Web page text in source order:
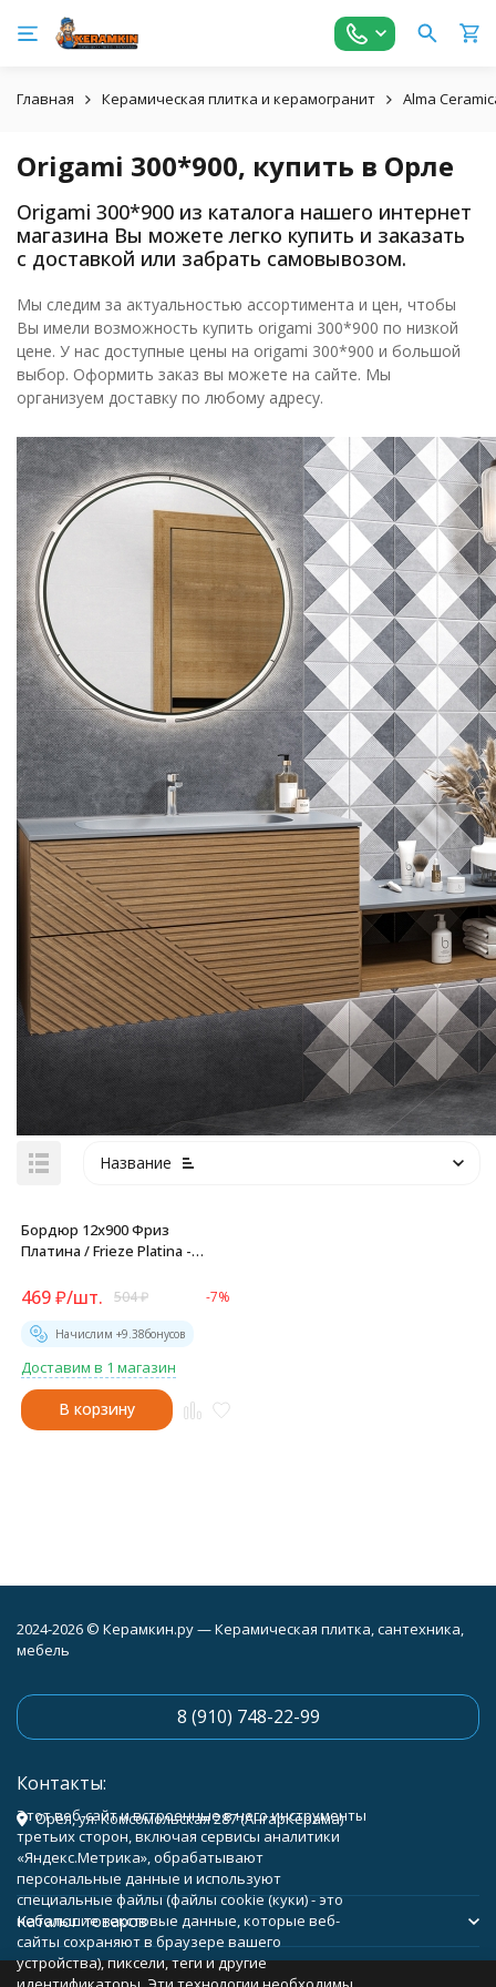
Главная Керамическая плитка и керамогранит Alma
Origami 300*900, купить в Орле
Origami 300*900 из каталога нашего интернет
магазина Вы можете легко купить и заказать
с доставкой или забрать самовывозом.
Мы следим за актуальностью ассортимента и цен, чтобы
Вы имели возможность купить origami 300*900 по низкой
цене. У нас доступные цены на origami 300*900 и большой
выбор. Оформить заказ вы можете на сайте. Мы
организуем доставку по любому адресу.
Название
Бордюр 12x900 Фриз
Платина / Frieze Platina -
469₽/шт. 504₽ -7%
Начислим +9.38бонусов
Доставим в 1 магазин
В корзину
2024-2026 © Керамкин.ру — Керамическая плитка, сантехника,
мебель
8 (910) 748-22-99
Контакты:
Орёл, ул. Комсомольская 287 (АнгарКерама)
Каталог товаров
Помощь
Этот веб-сайт и встроенные в него инструменты
третьих сторон, включая сервисы аналитики
«Яндекс.Метрика», обрабатывают
персональные данные и используют
специальные файлы (файлы cookie (куки) - это
небольшие текстовые данные, которые веб-
сайты сохраняют в браузере вашего
устройства), пиксели, теги и другие